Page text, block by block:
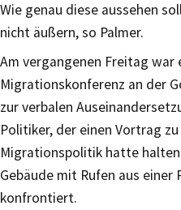
Wie genau diese aussehen
nicht äußern, so Palmer.
Am vergangenen Freitag war
Migrationskonferenz an der
zur verbalen
Politiker, der einen Vortrag
Migrationspolitik hatte
Gebäude mit Rufen aus
konfrontiert.